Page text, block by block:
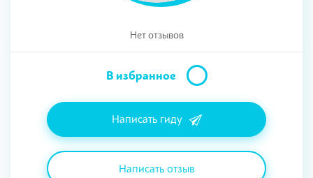
Нет отзывов
В избранное
Написать гиду
Написать отзыв